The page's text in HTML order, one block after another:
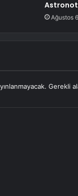
Ağustos
Gerekli